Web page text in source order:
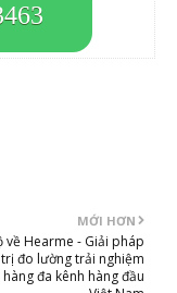
MỚI HƠN
về Hearme - Giải pháp
đo lường trải nghiệm
hàng đa kênh hàng đầu